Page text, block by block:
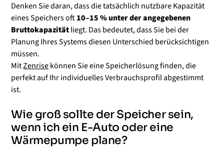
Denken Sie daran, dass die tatsächlich nutzbare Kapazität
eines Speichers oft10–15 % unter der angegebenen
Bruttokapazitätliegt. Das bedeutet, dass Sie bei der
Planung Ihres Systems diesen Unterschied berücksichtigen
müssen.
MitZenrisekönnen Sie eine Speicherlösung finden, die
perfekt auf Ihr individuelles Verbrauchsprofil abgestimmt
ist.
Wie groß sollte der Speicher sein,
wenn ich ein E-Auto oder eine
Wärmepumpe plane?